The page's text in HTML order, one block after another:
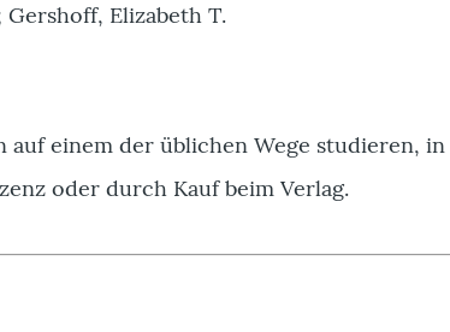
Gershoff, Elizabeth T.
auf einem der üblichen Wege studieren,
oder durch Kauf beim Verlag.